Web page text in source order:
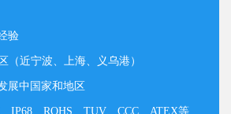
验
（近宁波、上海、义乌港）
展中国家和地区
IP68、ROHS、TUV、CCC、ATEX等